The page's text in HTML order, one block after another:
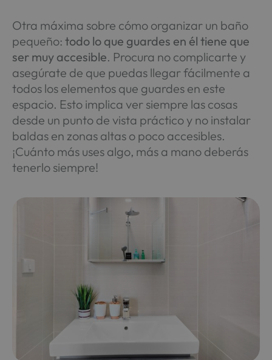
Otra máxima sobre cómo organizar un baño
pequeño: todo lo que guardes en él tiene que
ser muy accesible. Procura no complicarte y
asegúrate de que puedas llegar fácilmente a
todos los elementos que guardes en este
espacio. Esto implica ver siempre las cosas
desde un punto de vista práctico y no instalar
baldas en zonas altas o poco accesibles.
¡Cuánto más uses algo, más a mano deberás
tenerlo siempre!